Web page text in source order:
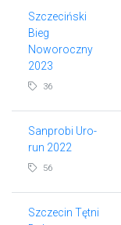
Szczeciński
Bieg
Noworoczny
2023
36
Sanprobi Uro-
run 2022
56
Szczecin Tętni